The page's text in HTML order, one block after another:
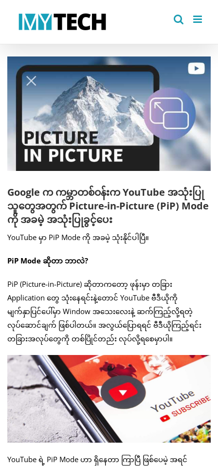
Larger
Image
Google က ကမ္ဘာတစ်ဝန်းက YouTube အသုံးပြု
သူတွေအတွက် Picture-in-Picture (PiP) Mode
ကို အခမဲ့ အသုံးပြုခွင့်ပေး
YouTube မှာ PiP Mode ကို အခမဲ့ သုံးနိုင်ပါပြီ။
PiP Mode ဆိုတာ ဘာလဲ?
PiP (Picture-in-Picture) ဆိုတာကတော့ ဖုန်းမှာ တခြား
Application တွေ သုံးနေရင်းနဲ့တောင် YouTube ဗီဒီယိုကို
မျက်နှာပြင်ပေါ်မှာ Window အသေးလေးနဲ့ ဆက်ကြည့်လို့ရတဲ့
လုပ်ဆောင်ချက် ဖြစ်ပါတယ်။ အလွယ်ပြောရရင် ဗီဒီယိုကြည့်ရင်း
တခြားအလုပ်တွေကို တစ်ပြိုင်တည်း လုပ်လို့ရစေမှာပါ။
YouTube ရဲ့ PiP Mode ဟာ ရှိနေတာ ကြာပြီ ဖြစ်ပေမဲ့ အရင်